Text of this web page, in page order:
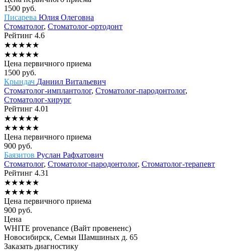
1500 руб.
Писарева Юлия Олеговна
Стоматолог, Стоматолог-ортодонт
Рейтинг 4.6
★★★★★
★★★★★
Цена первичного приема
1500 руб.
Крындач Даниил Витальевич
Стоматолог-имплантолог, Стоматолог-пародонтолог,
Стоматолог-хирург
Рейтинг 4.01
★★★★★
★★★★★
Цена первичного приема
900 руб.
Баязитов Руслан Рафхатович
Стоматолог, Стоматолог-пародонтолог, Стоматолог-терапевт
Рейтинг 4.31
★★★★★
★★★★★
Цена первичного приема
900 руб.
Цена
WHITE provenance (Вайт провененс)
Новосибирск, Семьи Шамшиных д. 65
Заказать диагностику